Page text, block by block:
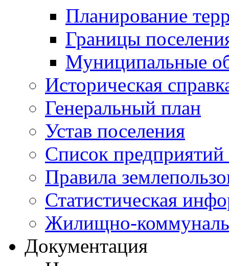
Планирование
Границы
Муниципальные
Историческая
Генеральный план
Устав поселения
Список предприятий
Правила
Статистическая
Жилищно-
Документация